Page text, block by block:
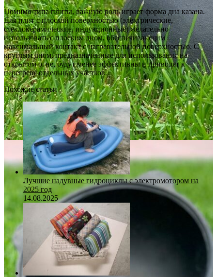
Помимо типа плиты, важную роль играет форма дна казана.
Для плит с плоской поверхностью (электрические,
стеклокерамические, индукционные) желательно
использовать с плоским дном, обеспечивающим
максимальный контакт с нагревательной поверхностью. С
круглым дном, предназначенные для использования на
открытом огне, будут менее эффективны и приводят к
перегреву отдельных участков.
Похожие статьи
Лучшие надувные гидроциклы с электромотором на
2025 год
14.08.2025